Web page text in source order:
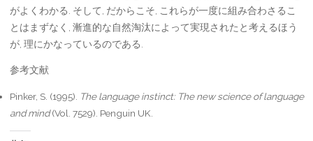
がよくわかる. そして, だからこそ, これらが一度に組み合わさるこ
とはまずなく, 漸進的な自然淘汰によって実現されたと考えるほう
が, 理にかなっているのである.
参考文献
Pinker, S. (1995). The language instinct: The new science of language
and mind(Vol. 7529). Penguin UK.